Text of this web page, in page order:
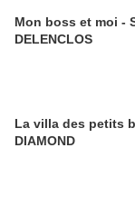
Mon boss et moi -
DELENCLOS
La villa des petits
DIAMOND